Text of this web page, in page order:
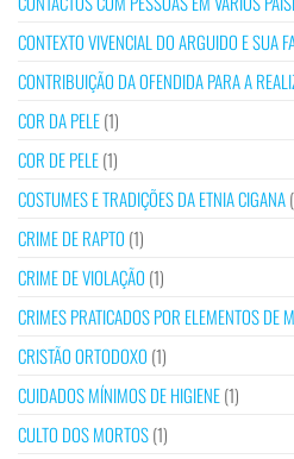
CONTEXTO VIVENCIAL DO ARGUIDO E SUA
CONTRIBUIÇÃO DA OFENDIDA PARA A
COR DA PELE(1)
COR DE PELE(1)
COSTUMES E TRADIÇÕES DA ETNIA CIGANA
CRIME DE RAPTO (1)
CRIME DE VIOLAÇÃO (1)
CRIMES PRATICADOS POR ELEMENTOS DE
CRISTÃO ORTODOXO (1)
CUIDADOS MÍNIMOS DE HIGIENE(1)
CULTO DOS MORTOS(1)